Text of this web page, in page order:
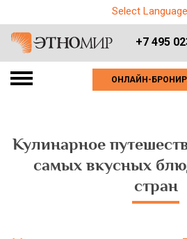
Select Language
+7 495
ОНЛАЙН-
Кулинарное
самых вкусных
стран